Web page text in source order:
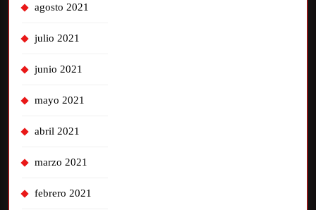
agosto 2021
julio 2021
junio 2021
mayo 2021
abril 2021
marzo 2021
febrero 2021